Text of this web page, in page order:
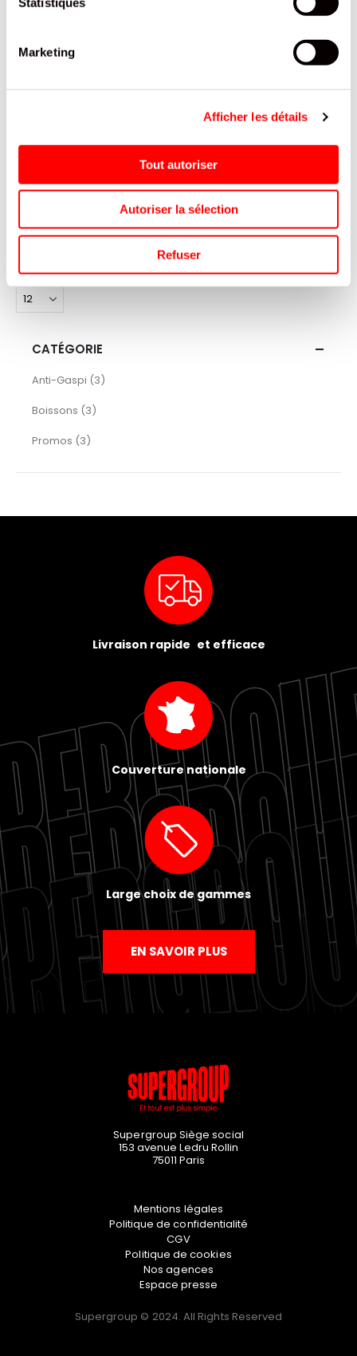
Marketing
Afficher les détails
Tout autoriser
Autoriser la sélection
Refuser
REF.8110757
SE CONNECTER
CATÉGORIE
Anti-Gaspi 3
articles
Boissons 3
articles
Promos 3
articles
Livraison rapide et efficace
Couverture nationale
Large choix de gammes
EN SAVOIR PLUS
Supergroup Siège social
153 avenue Ledru Rollin
75011 Paris
Mentions légales
Politique de confidentialité
CGV
Politique de cookies
Nos agences
Espace presse
Supergroup © 2024. All Rights Reserved